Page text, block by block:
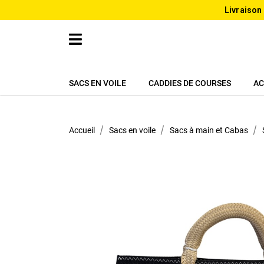
SACS EN VOILE CADDIES DE COURSES
Accueil Sacs en voile Sacs à main et Cabas